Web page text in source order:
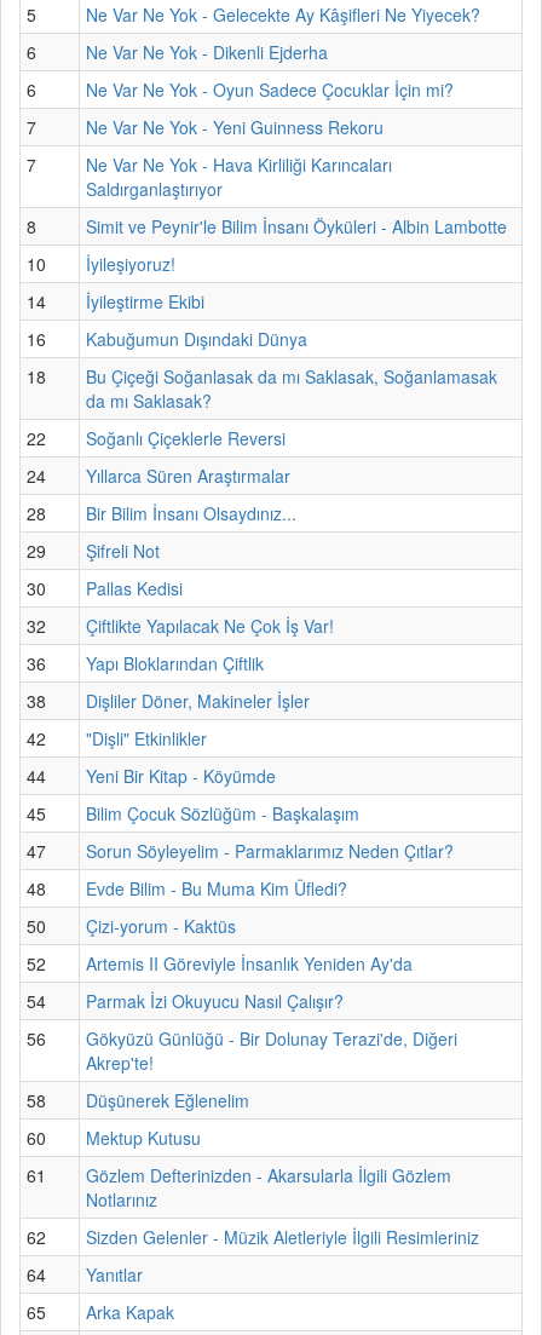
5
Ne Var Ne Yok - Gelecekte Ay Kâşifleri Ne Yiyecek?
6
Ne Var Ne Yok - Dikenli Ejderha
6
Ne Var Ne Yok - Oyun Sadece Çocuklar İçin mi?
7
Ne Var Ne Yok - Yeni Guinness Rekoru
7
Ne Var Ne Yok - Hava Kirliliği Karıncaları
Saldırganlaştırıyor
8
Simit ve Peynir'le Bilim İnsanı Öyküleri - Albin Lambotte
10
İyileşiyoruz!
14
İyileştirme Ekibi
16
Kabuğumun Dışındaki Dünya
18
Bu Çiçeği Soğanlasak da mı Saklasak, Soğanlamasak
da mı Saklasak?
22
Soğanlı Çiçeklerle Reversi
24
Yıllarca Süren Araştırmalar
28
Bir Bilim İnsanı Olsaydınız...
29
Şifreli Not
30
Pallas Kedisi
32
Çiftlikte Yapılacak Ne Çok İş Var!
36
Yapı Bloklarından Çiftlik
38
Dişliler Döner, Makineler İşler
42
"Dişli" Etkinlikler
44
Yeni Bir Kitap - Köyümde
45
Bilim Çocuk Sözlüğüm - Başkalaşım
47
Sorun Söyleyelim - Parmaklarımız Neden Çıtlar?
48
Evde Bilim - Bu Muma Kim Üfledi?
50
Çizi-yorum - Kaktüs
52
Artemis II Göreviyle İnsanlık Yeniden Ay'da
54
Parmak İzi Okuyucu Nasıl Çalışır?
56
Gökyüzü Günlüğü - Bir Dolunay Terazi'de, Diğeri
Akrep'te!
58
Düşünerek Eğlenelim
60
Mektup Kutusu
61
Gözlem Defterinizden - Akarsularla İlgili Gözlem
Notlarınız
62
Sizden Gelenler - Müzik Aletleriyle İlgili Resimleriniz
64
Yanıtlar
65
Arka Kapak